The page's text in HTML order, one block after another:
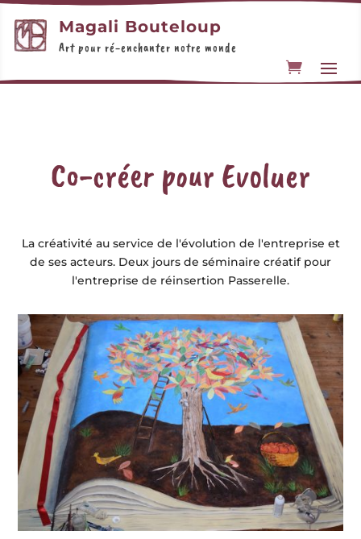
Magali Bouteloup
Art pour ré-enchanter notre monde
Co-créer pour Evoluer
La créativité au service de l'évolution de l'entreprise et
de ses acteurs. Deux jours de séminaire créatif pour
l'entreprise de réinsertion Passerelle.